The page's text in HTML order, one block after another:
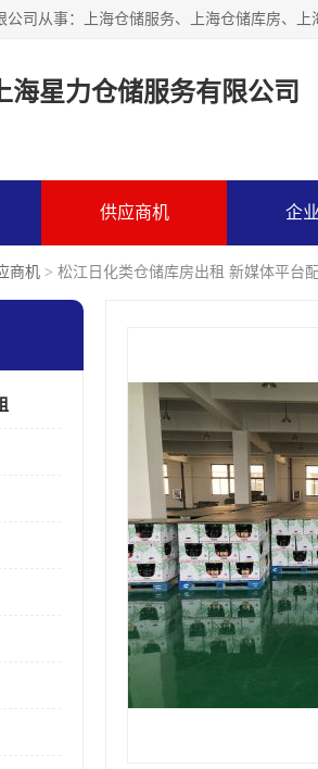
海星力仓储服务有限公司
供应商机 企
商机 > 松江日化类仓储库房出租 新媒体平台